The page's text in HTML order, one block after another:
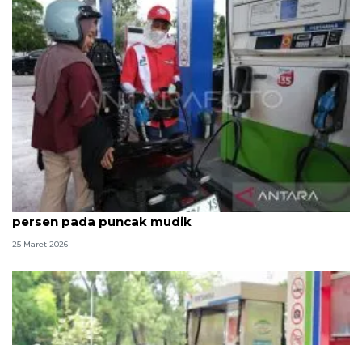
Pertamina catat konsumsi Pertamax naik 11,8
persen pada puncak mudik
25 Maret 2026